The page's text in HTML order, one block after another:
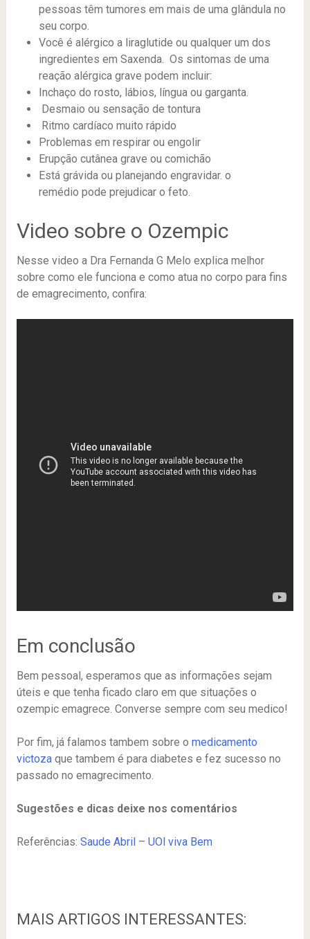
pessoas têm tumores em mais de uma glândula no
seu corpo.
Você é alérgico a liraglutide ou qualquer um dos
ingredientes em Saxenda. Os sintomas de uma
reação alérgica grave podem incluir:
Inchaço do rosto, lábios, língua ou garganta.
Desmaio ou sensação de tontura
Ritmo cardíaco muito rápido
Problemas em respirar ou engolir
Erupção cutânea grave ou comichão
Está grávida ou planejando engravidar. o
remédio pode prejudicar o feto.
Video sobre o Ozempic
Nesse video a Dra Fernanda G Melo explica melhor
sobre como ele funciona e como atua no corpo para fins
de emagrecimento, confira:
Em conclusão
Bem pessoal, esperamos que as informações sejam
úteis e que tenha ficado claro em que situações o
ozempic emagrece. Converse sempre com seu medico!
Por fim, já falamos tambem sobre o medicamento
victozaque tambem é para diabetes e fez sucesso no
passado no emagrecimento.
Sugestões e dicas deixe nos comentários
Referências: Saude Abril– UOl viva Bem
MAIS ARTIGOS INTERESSANTES: